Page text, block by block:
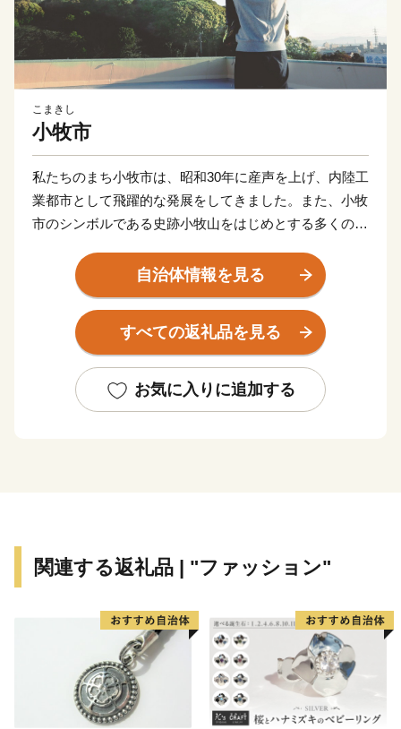
こまきし
小牧市
私たちのまち小牧市は、昭和30年に産声を上げ、内陸工
業都市として飛躍的な発展をしてきました。また、小牧
市のシンボルである史跡小牧山をはじめとする多くの歴
自治体情報を見る
すべての返礼品を見る
お気に入りに追加する
関連する返礼品 | "ファッション"